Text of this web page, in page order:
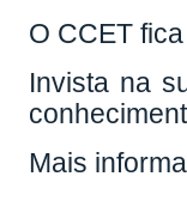
O CCET
Invista na
Mais